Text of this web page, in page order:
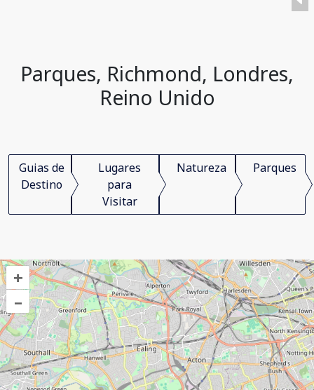
Parques, Richmond, Londres,
Reino Unido
Guias de
Destino
Lugares
para
Visitar
Natureza Parques
+
–